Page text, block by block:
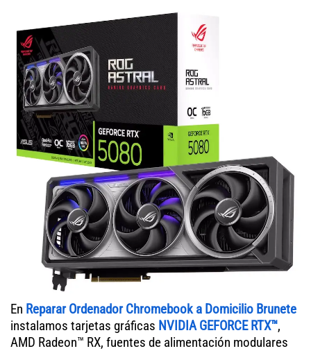
En Reparar Ordenador Chromebook a Domicilio Brunete
instalamos tarjetas gráficas NVIDIA GEFORCE RTX™,
AMD Radeon™ RX, fuentes de alimentación modulares